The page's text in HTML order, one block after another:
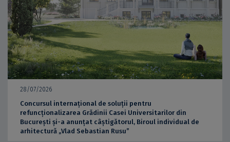
28/07/2026
Concursul internațional de soluții pentru
refuncționalizarea Grădinii Casei Universitarilor din
București și-a anunțat câștigătorul, Biroul individual de
arhitectură „Vlad Sebastian Rusu”